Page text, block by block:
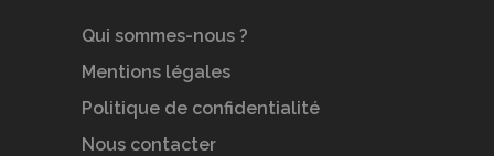
Qui sommes-nous ?
Mentions légales
Politique de confidentialité
Nous contacter